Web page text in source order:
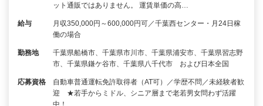
ット通販ではありません。 運賃単価の高…
給与
月収350,000円～600,000円可／千葉西センター・月24日稼
働の場合
勤務地
千葉県船橋市、千葉県市川市、千葉県浦安市、千葉県習志野
市、千葉県鎌ケ谷市、千葉県八千代市 および日本全国
応募資格
自動車普通運転免許取得者（AT可）／学歴不問／未経験者歓
迎 ★若手からミドル、シニア層まで老若男女問わず活躍
中！